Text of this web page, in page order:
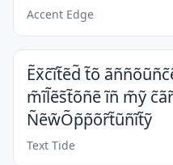
Accent Edge
Ẽx̃c̃ĩt̃ẽd̃ t̃õ
m̃ĩl̃ẽs̃t̃õñẽ ĩñ m̃ỹ
Ñẽw̃Õp̃p̃õr̃t̃ũñĩt̃ỹ
Text Tide